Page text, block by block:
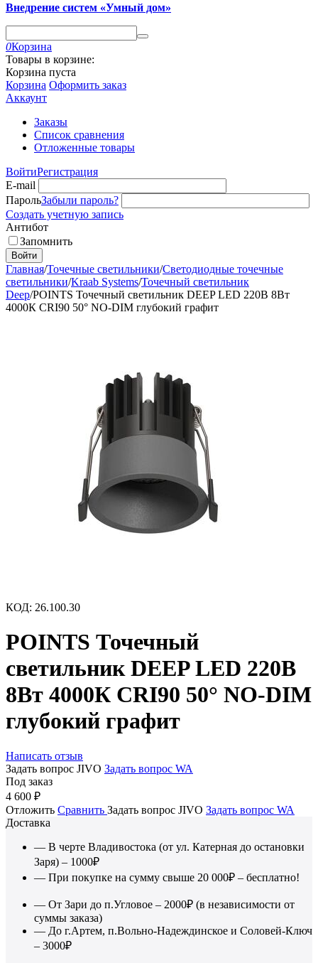
Внедрение систем «Умный дом»
0Корзина
Товары в корзине:
Корзина пуста
Корзина Оформить заказ
Аккаунт
Заказы
Список сравнения
Отложенные товары
ВойтиРегистрация
E-mail
ПарольЗабыли пароль?
Создать учетную запись
Антибот
Запомнить
Войти
Главная/Точечные светильники/Светодиодные точечные
светильники/Kraab Systems/Точечный светильник
Deep/POINTS Точечный светильник DEEP LED 220В 8Вт
4000К CRI90 50° NO-DIM глубокий графит
КОД: 26.100.30
POINTS Точечный
светильник DEEP LED 220В
8Вт 4000К CRI90 50° NO-DIM
глубокий графит
Написать отзыв
Задать вопрос JIVO Задать вопрос WA
Под заказ
4 600 ₽
Отложить Сравнить Задать вопрос JIVO Задать вопрос WA
Доставка
— В черте Владивостока (от ул. Катерная до остановки
Заря) – 1000₽
— При покупке на сумму свыше 20 000₽ – бесплатно!
— От Зари до п.Угловое – 2000₽ (в независимости от
суммы заказа)
— До г.Артем, п.Вольно-Надеждинское и Соловей-Ключ
– 3000₽